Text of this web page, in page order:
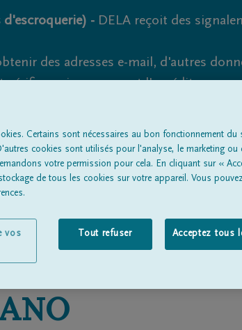
d'escroquerie) - DELA reçoit des
des adresses e-mail, d'autres
vérifiez soigneusement l'expéditeur.
les tentatives d'hameçonnage et de
Tous les avis de décès À propos de nous
Certains sont nécessaires au bon fonctionnement du
cookies sont utilisés pour l'analyse, le marketing ou
votre permission pour cela. En cliquant sur «
de tous les cookies sur votre appareil. Vous
Tout refuser Acceptez tous
vos